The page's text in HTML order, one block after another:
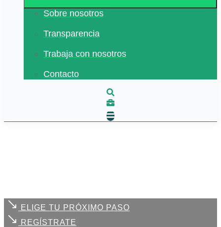
Sobre nosotros
Transparencia
Trabaja con nosotros
Contacto
ELIGE TU PRÓXIMO PASO
REGÍSTRATE